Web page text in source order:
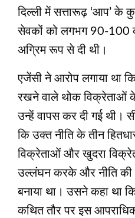
दिल्ली में सत्तारूढ़ ‘आप’
सेवकों को लगभग 90-100
अग्रिम रूप से दी थी।
एजेंसी ने आरोप लगाया था
रखने वाले थोक विक्रेताओं के
उन्हें वापस कर दी गई थी।
कि उक्त नीति के तीन
विक्रेताओं और खुदरा
उल्लंघन करके और नीति की
बनाया था। उसने कहा था
कथित तौर पर इस